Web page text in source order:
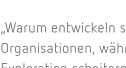
„Warum entwickeln
Organisationen,